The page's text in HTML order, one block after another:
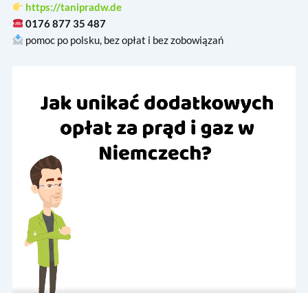
https://tanipradw.de
0176 877 35 487
pomoc po polsku, bez opłat i bez zobowiązań